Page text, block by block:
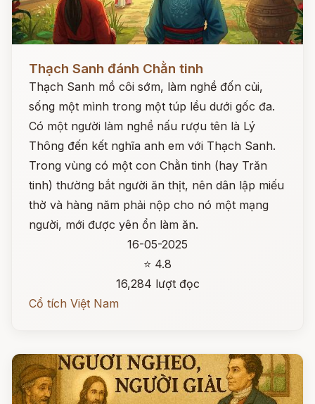
Thạch Sanh đánh Chằn tinh
Thạch Sanh mồ côi sớm, làm nghề đốn củi,
sống một mình trong một túp lều dưới gốc đa.
Có một người làm nghề nấu rượu tên là Lý
Thông đến kết nghĩa anh em với Thạch Sanh.
Trong vùng có một con Chằn tinh (hay Trăn
tinh) thường bắt người ăn thịt, nên dân lập miếu
thờ và hàng năm phải nộp cho nó một mạng
người, mới được yên ổn làm ăn.
16-05-2025
⭐ 4.8
16,284 lượt đọc
Cổ tích Việt Nam